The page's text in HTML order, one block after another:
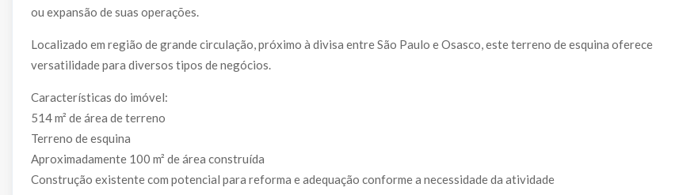
ou expansão de suas operações.
Localizado em região de grande circulação, próximo à divisa entre São Paulo e Osasco, este terreno de esquina oferece
versatilidade para diversos tipos de negócios.
Características do imóvel:
514 m² de área de terreno
Terreno de esquina
Aproximadamente 100 m² de área construída
Construção existente com potencial para reforma e adequação conforme a necessidade da atividade